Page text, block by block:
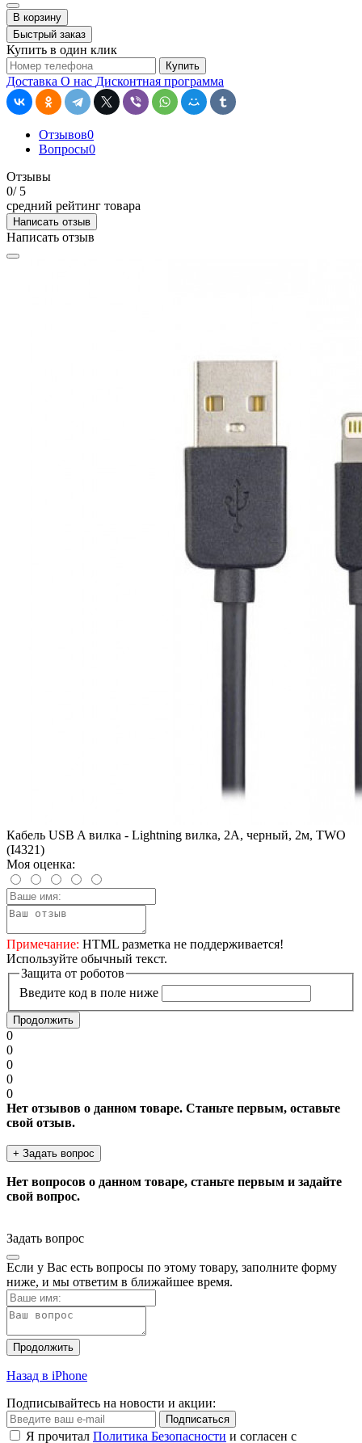
В корзину
Быстрый заказ
Купить в один клик
Купить
Доставка О нас Дисконтная программа
Отзывов0
Вопросы0
Отзывы
0/ 5
средний рейтинг товара
Написать отзыв
Написать отзыв
Кабель USB A вилка - Lightning вилка, 2A, черный, 2м, TWO
(I4321)
Моя оценка:
Примечание: HTML разметка не поддерживается!
Используйте обычный текст.
Защита от роботов
Введите код в поле ниже
Продолжить
0
0
0
0
0
Нет отзывов о данном товаре. Станьте первым, оставьте
свой отзыв.
+ Задать вопрос
Нет вопросов о данном товаре, станьте первым и задайте
свой вопрос.
Задать вопрос
Если у Вас есть вопросы по этому товару, заполните форму
ниже, и мы ответим в ближайшее время.
Продолжить
Назад в iPhone
Подписывайтесь на новости и акции:
Подписаться
Я прочитал Политика Безопасности и согласен с